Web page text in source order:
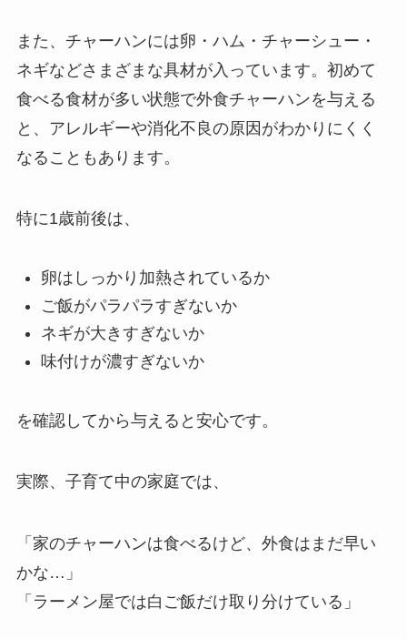
また、チャーハンには卵・ハム・チャーシュー・
ネギなどさまざまな具材が入っています。初めて
食べる食材が多い状態で外食チャーハンを与える
と、アレルギーや消化不良の原因がわかりにくく
なることもあります。
特に1歳前後は、
卵はしっかり加熱されているか
ご飯がパラパラすぎないか
ネギが大きすぎないか
味付けが濃すぎないか
を確認してから与えると安心です。
実際、子育て中の家庭では、
「家のチャーハンは食べるけど、外食はまだ早い
かな…」
「ラーメン屋では白ご飯だけ取り分けている」